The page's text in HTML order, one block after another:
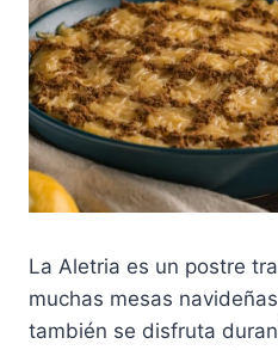
La Aletria es un postre
muchas mesas
también se disfruta